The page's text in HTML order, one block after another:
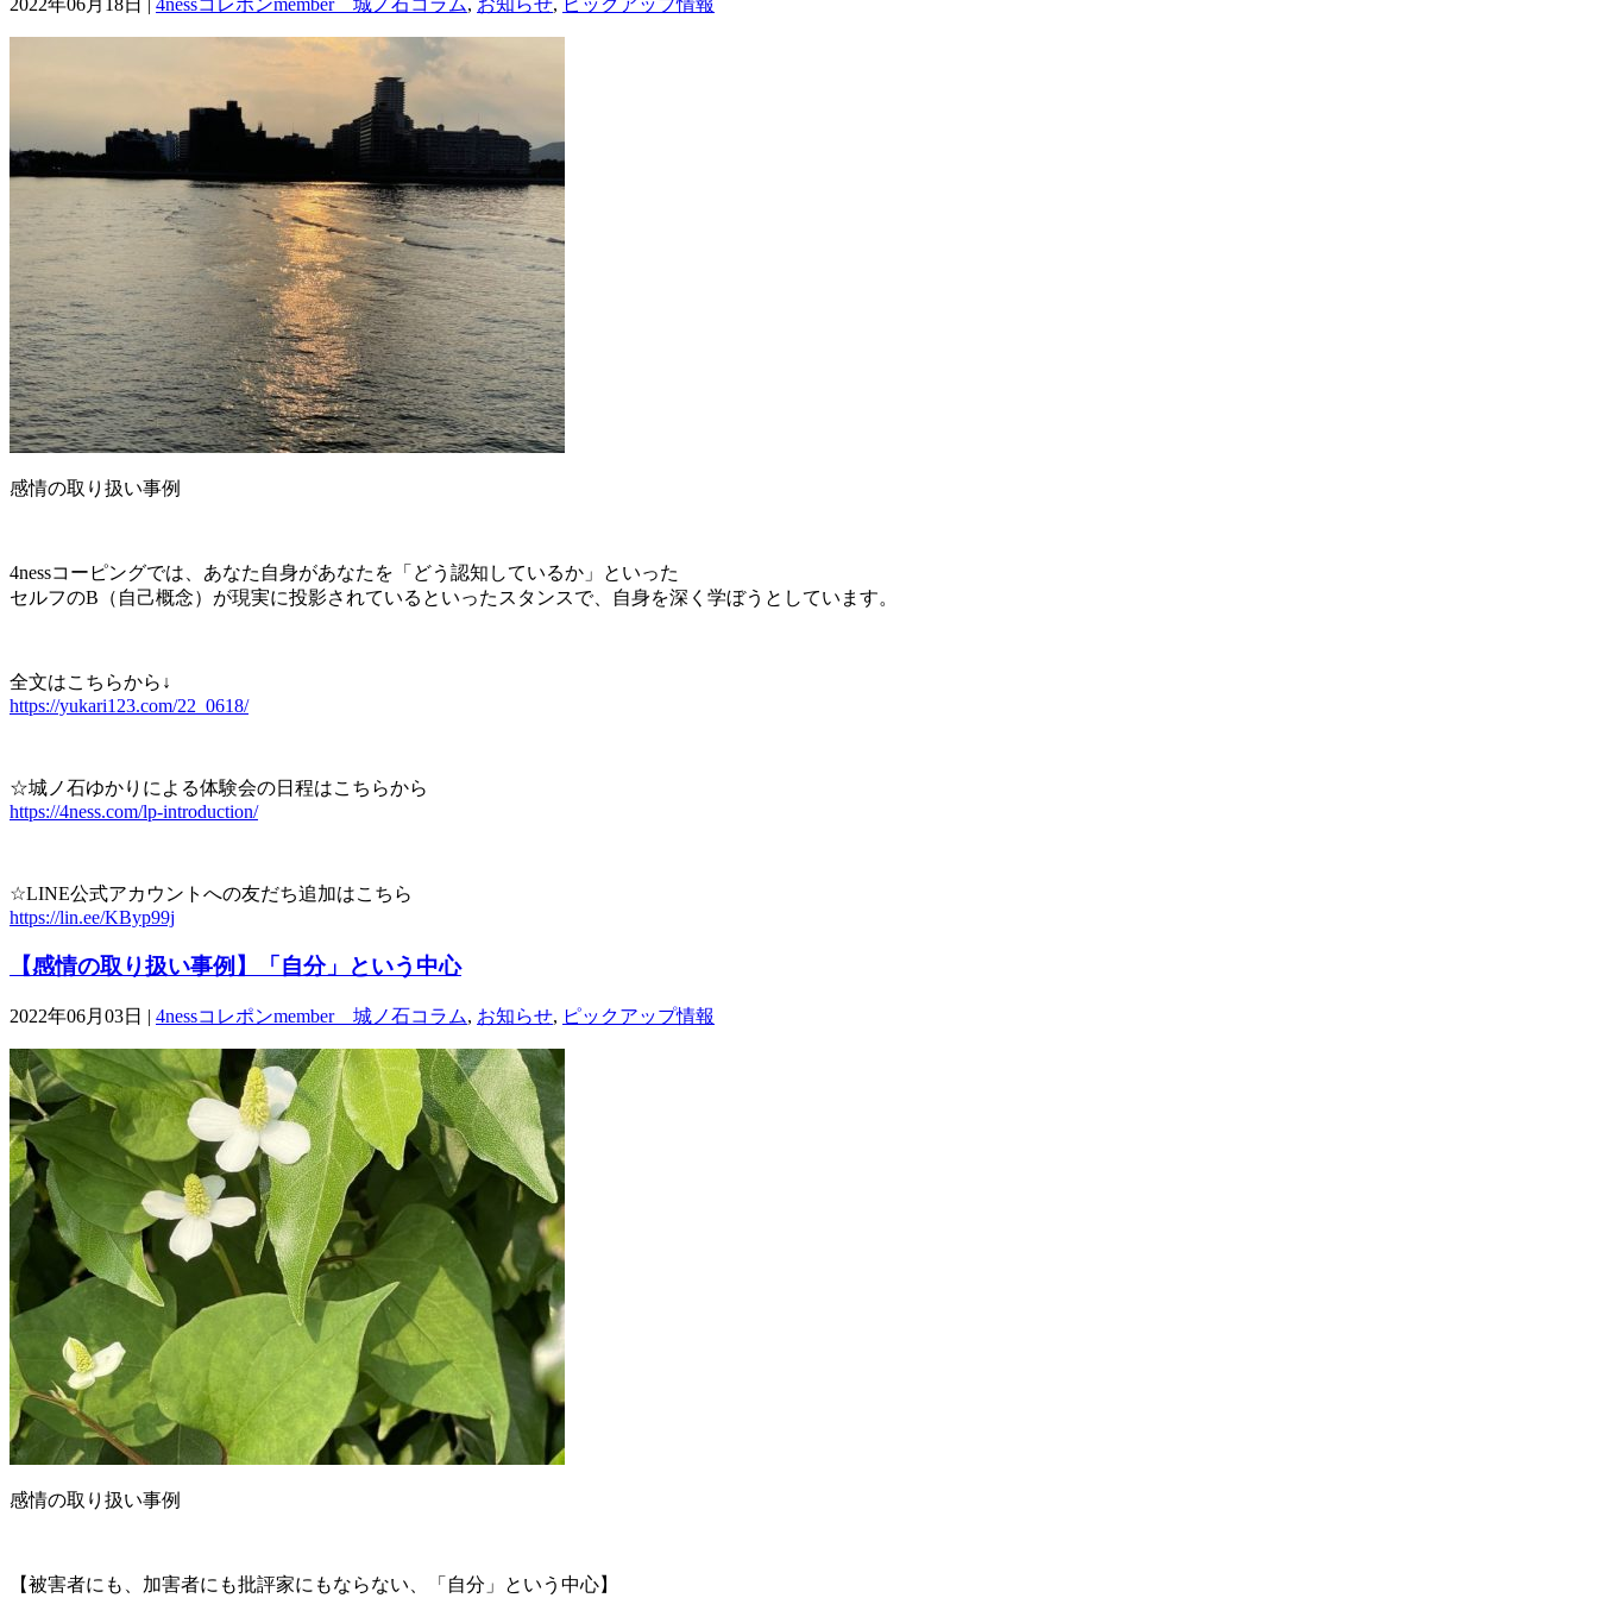
2022年06月18日 | 4nessコレポンmember 城ノ石コラム, お知らせ, ピックアップ情報
感情の取り扱い事例
4nessコーピングでは、あなた自身があなたを「どう認知しているか」といった
セルフのB（自己概念）が現実に投影されているといったスタンスで、自身を深く学ぼうとしています。
全文はこちらから↓
https://yukari123.com/22_0618/
☆城ノ石ゆかりによる体験会の日程はこちらから
https://4ness.com/lp-introduction/
☆LINE公式アカウントへの友だち追加はこちら
https://lin.ee/KByp99j
【感情の取り扱い事例】「自分」という中心
2022年06月03日 | 4nessコレポンmember 城ノ石コラム, お知らせ, ピックアップ情報
感情の取り扱い事例
【被害者にも、加害者にも批評家にもならない、「自分」という中心】